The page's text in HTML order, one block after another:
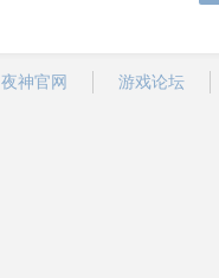
夜神官网 游戏论坛